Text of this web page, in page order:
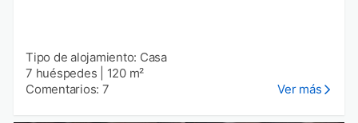
Tipo de alojamiento: Casa
7 huéspedes
120 m²
Comentarios: 7
Ver más